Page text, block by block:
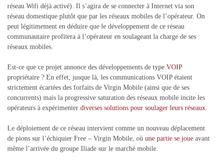
réseau Wifi déjà activé). Il s’agira de se connecter à Internet via son
réseau domestique plutôt que par les réseaux mobiles de l’opérateur. On
peut légitimement en déduire que le développement de ce réseau
communautaire profitera à l’opérateur en soulageant la charge de ses
réseaux mobiles.
Est-ce que ce projet annonce des développements de type VOIP
propriétaire ? En effet, jusque là, les communications VOIP étaient
strictement écartées des forfaits de Virgin Mobile (ainsi que de ses
concurrents) mais la progressive saturation des réseaux mobile incite les
opérateurs à expérimenter diverses solutions pour soulager leurs réseaux
Le déploiement de ce réseau intervient comme un nouveau déplacement
de pions sur l’échiquier Free – Virgin Mobile, où une partie se joue avant
même l’arrivée du groupe Iliade sur le marché mobile.